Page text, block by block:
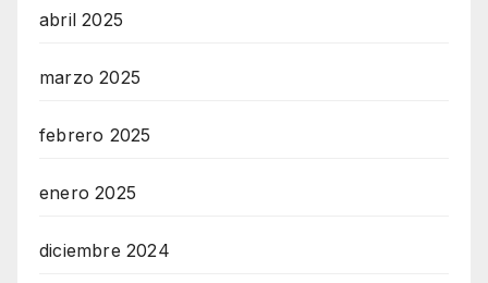
abril 2025
marzo 2025
febrero 2025
enero 2025
diciembre 2024